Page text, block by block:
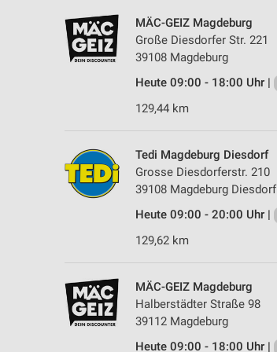
MÄC-GEIZ Magdeburg
Große Diesdorfer Str. 221
39108 Magdeburg
Heute 09:00 - 18:00 Uhr |
129,44 km
Tedi Magdeburg Diesdorf
Grosse Diesdorferstr. 210
39108 Magdeburg Diesdorf
Heute 09:00 - 20:00 Uhr |
129,62 km
MÄC-GEIZ Magdeburg
Halberstädter Straße 98
39112 Magdeburg
Heute 09:00 - 18:00 Uhr |